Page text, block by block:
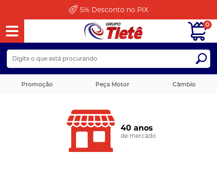
5% Desconto no PIX
Promoção Peça Motor Câmbio
0
40 anos
de mercado